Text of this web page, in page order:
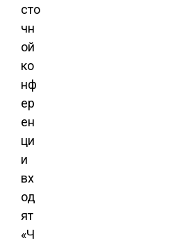
сто
чн
ой
ко
нф
ер
ен
ци
и
вх
од
ят
«Ч